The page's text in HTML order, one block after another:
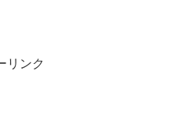
リンク